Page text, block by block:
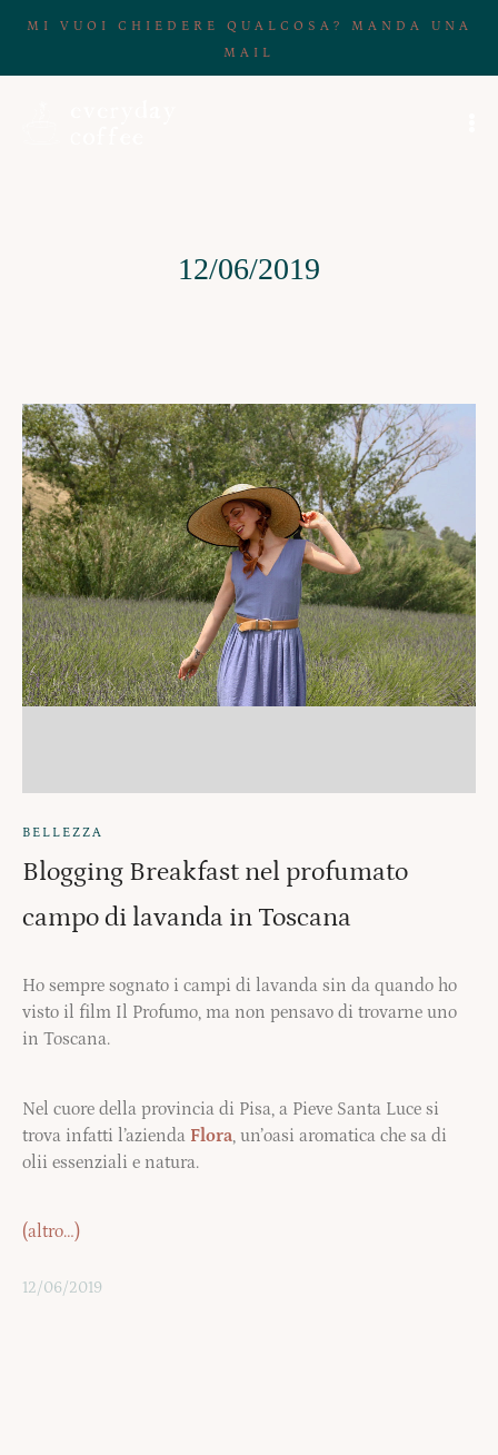
MI VUOI CHIEDERE QUALCOSA? MANDA UNA
MAIL
12/06/2019
BELLEZZA
Blogging Breakfast nel profumato
campo di lavanda in Toscana
Ho sempre sognato i campi di lavanda sin da quando ho
visto il film Il Profumo, ma non pensavo di trovarne uno
in Toscana.
Nel cuore della provincia di Pisa, a Pieve Santa Luce si
trova infatti l’azienda Flora , un’oasi aromatica che sa di
olii essenziali e natura.
(altro…)
12/06/2019